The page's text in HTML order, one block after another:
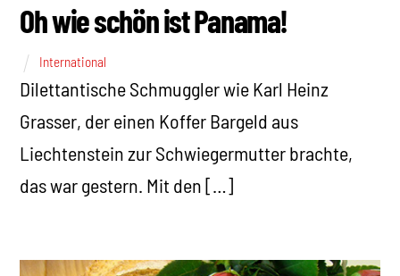
Oh wie schön ist Panama!
International
Dilettantische Schmuggler wie Karl Heinz
Grasser, der einen Koffer Bargeld aus
Liechtenstein zur Schwiegermutter brachte,
das war gestern. Mit den […]